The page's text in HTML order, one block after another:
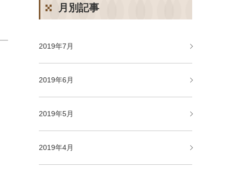
月別記事
2019年7月
2019年6月
2019年5月
2019年4月